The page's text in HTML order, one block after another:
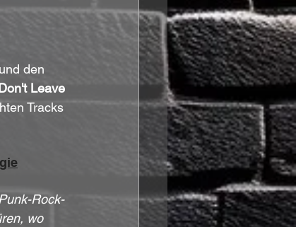
den
Leave
Tracks
Rock-
wo